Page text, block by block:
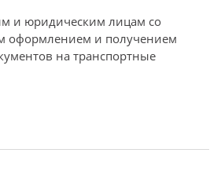
и юридическим лицам со
оформлением и получением
на транспортные